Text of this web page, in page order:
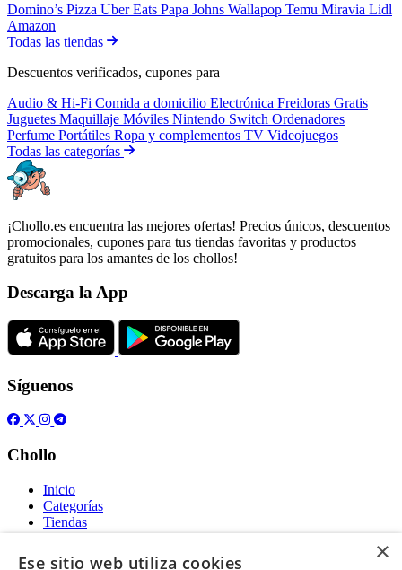
Domino’s Pizza Uber Eats Papa Johns Wallapop Temu Miravia Lidl
Amazon
Todas las tiendas
Descuentos verificados, cupones para
Audio & Hi-Fi Comida a domicilio Electrónica Freidoras Gratis
Juguetes Maquillaje Móviles Nintendo Switch Ordenadores
Perfume Portátiles Ropa y complementos TV Videojuegos
Todas las categorías
¡Chollo.es encuentra las mejores ofertas! Precios únicos, descuentos
promocionales, cupones para tus tiendas favoritas y productos
gratuitos para los amantes de los chollos!
Descarga la App
Síguenos
Chollo
Inicio
Categorías
Tiendas
Gratis
×
Ese sitio web utiliza cookies